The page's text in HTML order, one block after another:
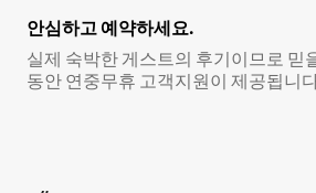
안심하고 예약하세요.
실제 숙박한 게스트의 후기이므로 믿
동안 연중무휴 고객지원이 제공됩니